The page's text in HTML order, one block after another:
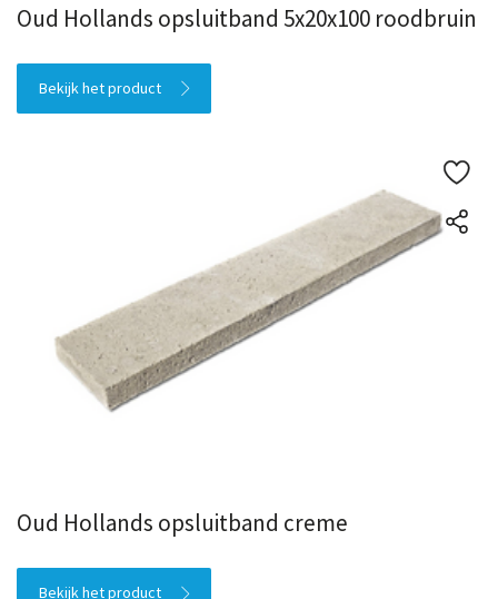
Oud Hollands opsluitband 5x20x100 roodbruin
Bekijk het product
Oud Hollands opsluitband creme
Bekijk het product